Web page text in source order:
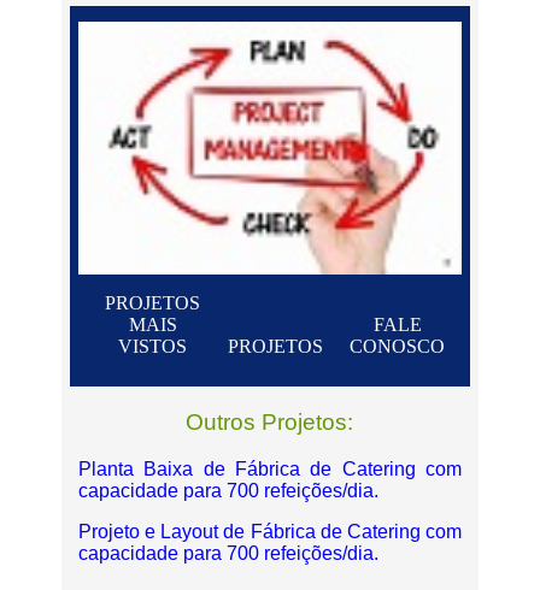
PROJETOS
MAIS
VISTOS
PROJETOS
FALE
CONOSCO
Outros Projetos:
Planta Baixa de Fábrica de Catering com
capacidade para 700 refeições/dia.
Projeto e Layout de Fábrica de Catering com
capacidade para 700 refeições/dia.